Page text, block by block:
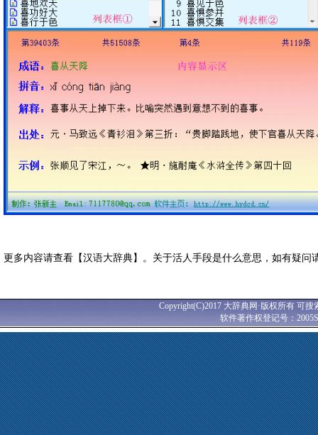
更多内容请查看【汉语大辞典】。关于活人手段是什么意思，如有疑问
Copyright(C)2017 大辞典网·版权所有 可
软件著作权登记号：